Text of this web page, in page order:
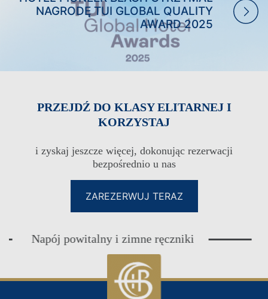
NAGRODĘ TUI GLOBAL QUALITY
AWARD 2025
PRZEJDŹ DO KLASY ELITARNEJ I
KORZYSTAJ
i zyskaj jeszcze więcej, dokonując rezerwacji
bezpośrednio u nas
ZAREZERWUJ TERAZ
Napój powitalny i zimne ręczniki